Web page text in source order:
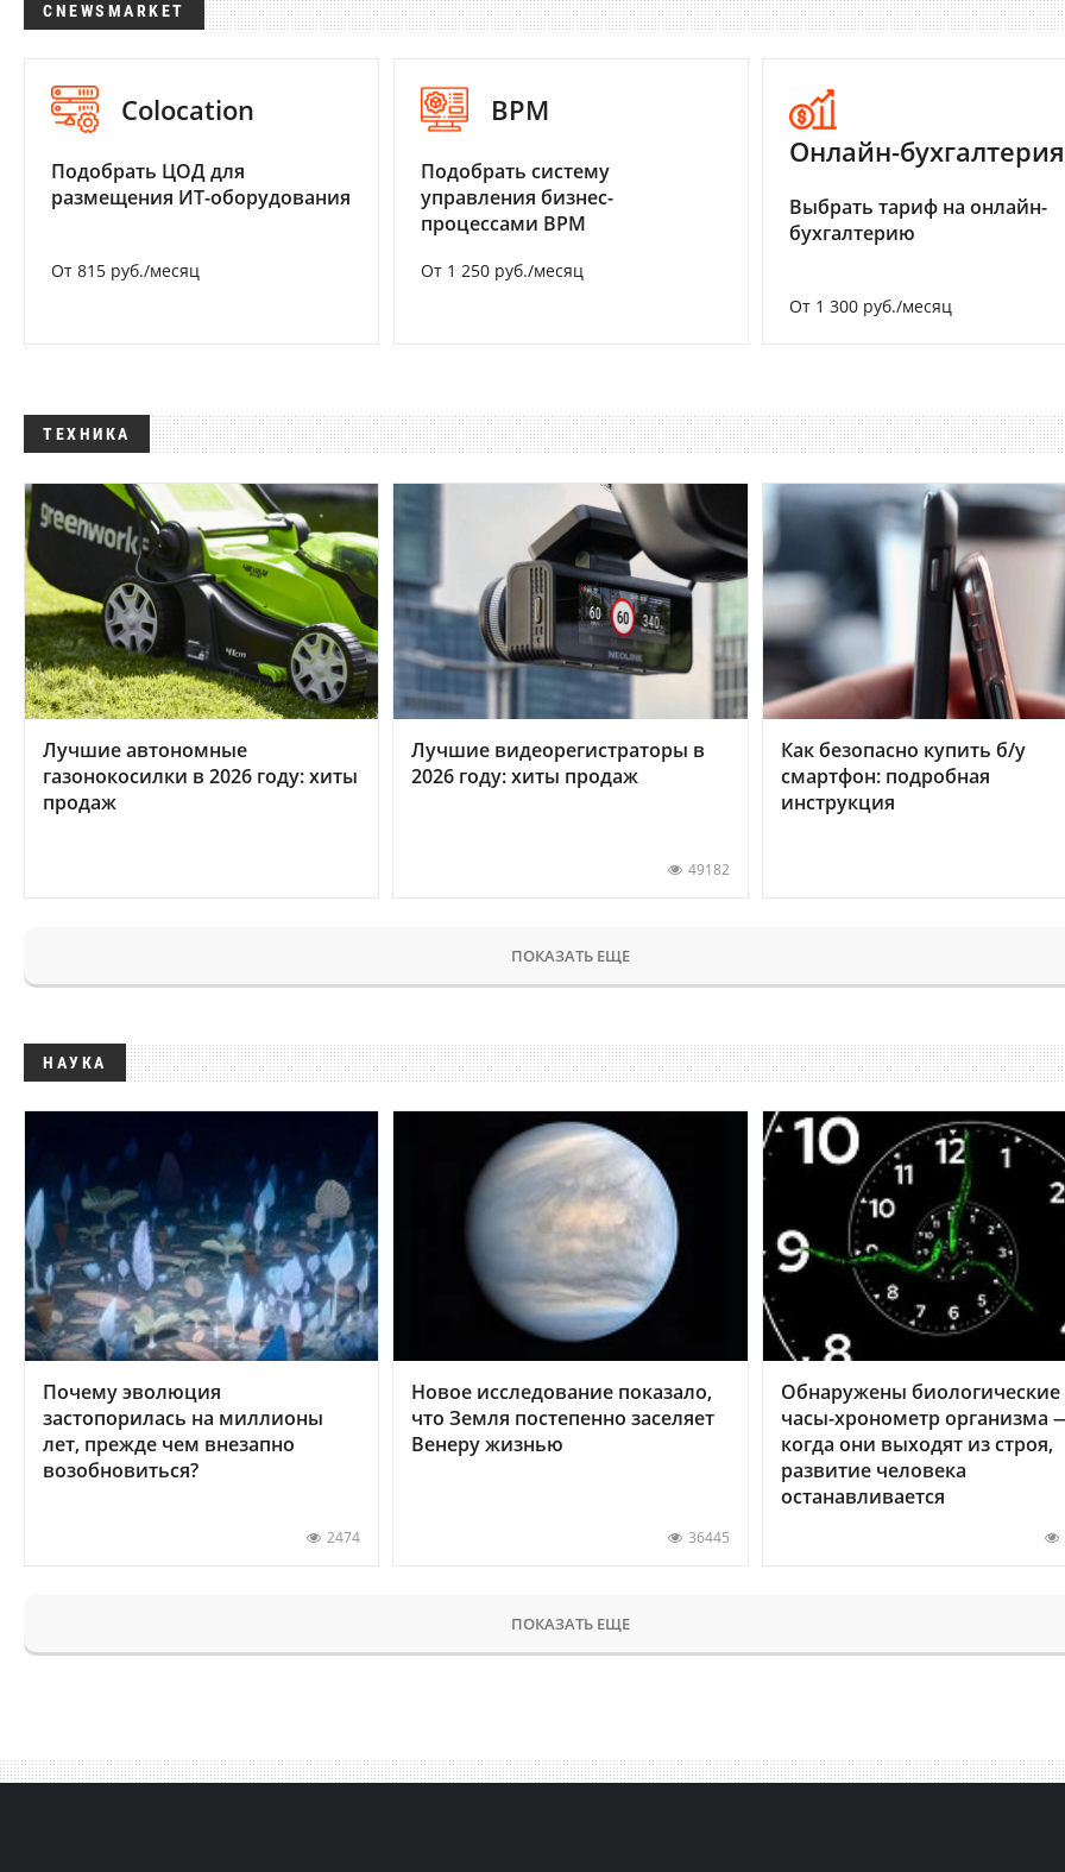
CNEWSMARKET
Colocation
Подобрать ЦОД для
размещения ИТ-оборудования
От 815 руб./месяц
BPM
Подобрать систему
управления бизнес-
процессами BPM
От 1 250 руб./месяц
Онлайн-бухгалтерия
Выбрать тариф на онлайн-
бухгалтерию
От 1 300 руб./месяц
ТЕХНИКА
Лучшие автономные
газонокосилки в 2026 году: хиты
продаж
Лучшие видеорегистраторы в
2026 году: хиты продаж
49182
Как безопасно купить б/у
смартфон: подробная
инструкция
ПОКАЗАТЬ ЕЩЕ
НАУКА
Почему эволюция
застопорилась на миллионы
лет, прежде чем внезапно
возобновиться?
2474
Новое исследование показало,
что Земля постепенно заселяет
Венеру жизнью
36445
Обнаружены биологические
часы-хронометр организма
когда они выходят из строя,
развитие человека
останавливается
ПОКАЗАТЬ ЕЩЕ